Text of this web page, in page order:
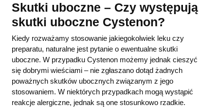
Skutki uboczne – Czy występują
skutki uboczne Cystenon?
Kiedy rozważamy stosowanie jakiegokolwiek leku czy
preparatu, naturalne jest pytanie o ewentualne skutki
uboczne. W przypadku Cystenon możemy jednak cieszyć
się dobrymi wieściami – nie zgłaszano dotąd żadnych
poważnych skutków ubocznych związanym z jego
stosowaniem. W niektórych przypadkach mogą wystąpić
reakcje alergiczne, jednak są one stosunkowo rzadkie.